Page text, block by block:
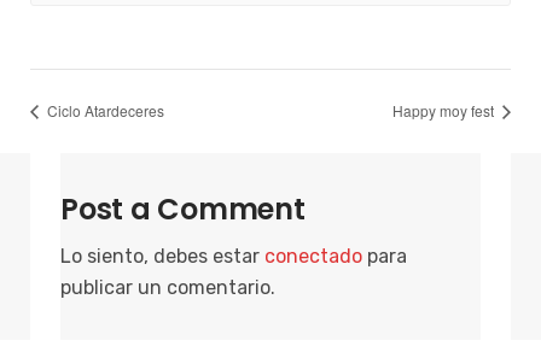
Ciclo Atardeceres Happy moy fest
Post a Comment
Lo siento, debes estar conectado para
publicar un comentario.